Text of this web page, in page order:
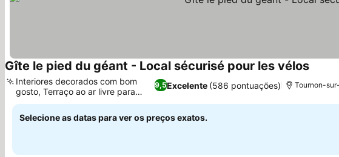
Gîte le pied du géant - Local sécurisé pour les vélos
9,5Excelente (586 pontuações)
Interiores decorados com bom
gosto, Terraço ao ar livre para
relaxar
Tournon-
Selecione as datas para ver os preços exatos.